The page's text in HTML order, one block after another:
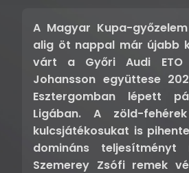
A Magyar Kupa-
alig öt nappal már újabb
várt a Győri Audi
Johansson együttese
Esztergomban lépett
Ligában. A zöld-
kulcsjátékosukat is
domináns teljesítményt
Szemerey Zsófi remek